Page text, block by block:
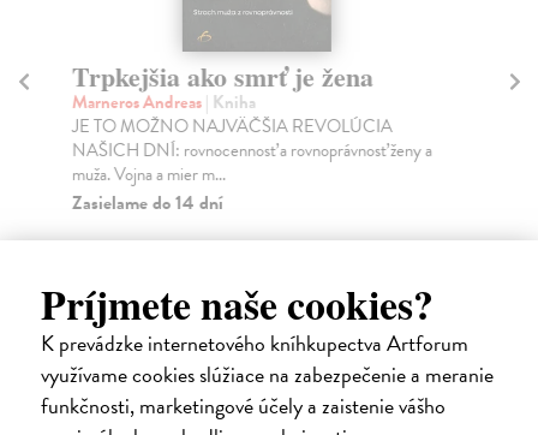
Príjmete naše cookies?
K prevádzke internetového kníhkupectva Artforum
využívame cookies slúžiace na zabezpečenie a meranie
funkčnosti, marketingové účely a zaistenie vášho
Trpkejšia ako smrť je žena
Marneros Andreas| Kniha
JE TO MOŽNO NAJVÄČŠIA REVOLÚCIA
NAŠICH DNÍ: rovnocennosť a rovnoprávnosť ženy a
muža. Vojna a mier m...
Zasielame do 14 dní
22,05 €
24,50 €